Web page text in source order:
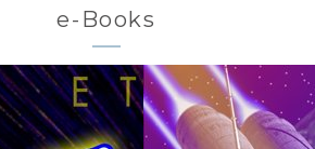
e-Books